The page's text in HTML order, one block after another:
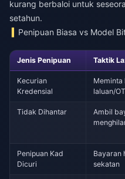
kurang berbaloi untuk
setahun.
Penipuan Biasa vs Model
Jenis Penipuan Taktik
Kecurian
Kredensial
Meminta
laluan/
Tidak Dihantar
Ambil
Penipuan Kad
Dicuri
Bayaran
sekatan